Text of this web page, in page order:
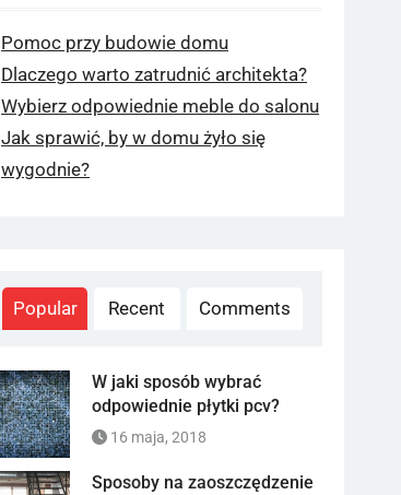
Pomoc przy budowie domu
Dlaczego warto zatrudnić architekta?
Wybierz odpowiednie meble do salonu
Jak sprawić, by w domu żyło się
wygodnie?
Popular Recent Comments
W jaki sposób wybrać
odpowiednie płytki pcv?
16 maja, 2018
Sposoby na zaoszczędzenie